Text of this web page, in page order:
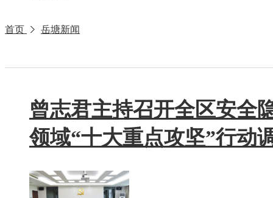
首页 岳塘新闻
曾志君主持召开全区安全
领域“十大重点攻坚”行动